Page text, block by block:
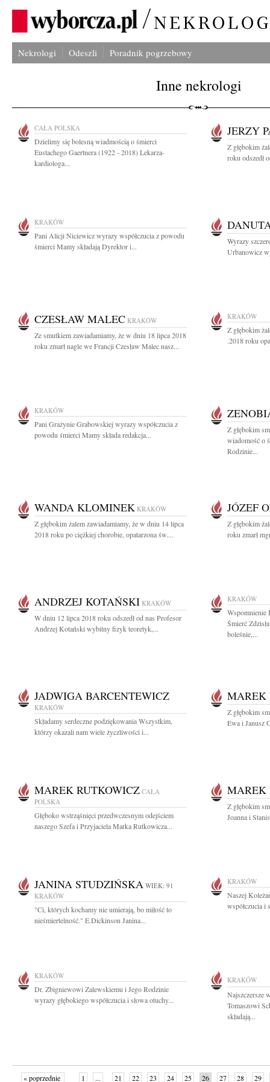
Nekrologi Odeszli Poradnik pogrzebowy
Inne nekrologi
CAŁA POLSKA
Dzielimy się bolesną wiadmością o śmierci
Eustachego Gaertnera (1922 - 2018) Lekarza-
kardiologa...
JERZY
Z głębokim
roku odszedł
KRAKÓW
Pani Alicji Niciewicz wyrazy współczucia z powodu
śmierci Mamy składają Dyrektor i...
Wyrazy
Urbanowicz
CZESŁAW MALEC KRAKÓW
Ze smutkiem zawiadamiamy, że w dniu 18 lipca 2018
roku zmarł nagle we Francji Czesław Malec nasz...
KRAKÓW
Z głębokim
.2018 roku
KRAKÓW
Pani Grażynie Grabowskiej wyrazy współczucia z
powodu śmierci Mamy składa redakcja...
Z głębokim
wiadomość o
Rodzinie...
WANDA KLOMINEK KRAKÓW
Z głębokim żalem zawiadamiamy, że w dniu 14 lipca
2018 roku po ciężkiej chorobie, opatarzona św....
JÓZEF
Z głębokim
roku zmarł
ANDRZEJ KOTAŃSKI KRAKÓW
W dniu 12 lipca 2018 roku odszedł od nas Profesor
Andrzej Kotański wybitny fizyk teoretyk,...
KRAKÓW
Wspomnienie
Śmierć
boleśnie,...
JADWIGA BARCENTEWICZ
KRAKÓW
Składamy serdeczne podziękowania Wszystkim,
którzy okazali nam wiele życzliwości i...
MAREK
Z głębokim
Ewa i Janusz
MAREK RUTKOWICZ CAŁA
POLSKA
Głęboko wstrząśnięci przedwczesnym odejściem
naszego Szefa i Przyjaciela Marka Rutkowicza...
MAREK
Z głębokim
Joanna i
JANINA STUDZIŃSKA WIEK: 91
KRAKÓW
"Ci, których kochamy nie umierają, bo miłość to
nieśmiertelność." E.Dickinson Janina...
KRAKÓW
Naszej
współczucia i
KRAKÓW
Dr. Zbigniewowi Zalewskiemu i Jego Rodzinie
wyrazy głębokiego współczucia i słowa otuchy...
KRAKÓW
Najszczersze
Tomaszowi
składają...
« poprzednie 1 ... 21 22 23 24 25 26 27 28 29